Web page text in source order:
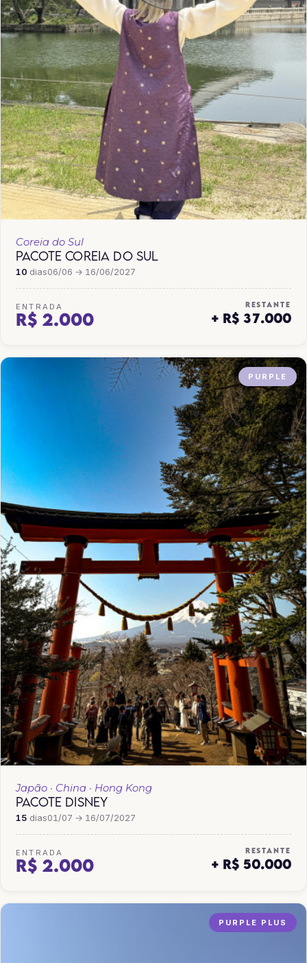
Coreia do Sul
PACOTE COREIA DO SUL
10 dias06/06 → 16/06/2027
ENTRADA
R$ 2.000
RESTANTE
+ R$ 37.000
PURPLE
Japão · China · Hong Kong
PACOTE DISNEY
15 dias01/07 → 16/07/2027
ENTRADA
R$ 2.000
RESTANTE
+ R$ 50.000
PURPLE PLUS